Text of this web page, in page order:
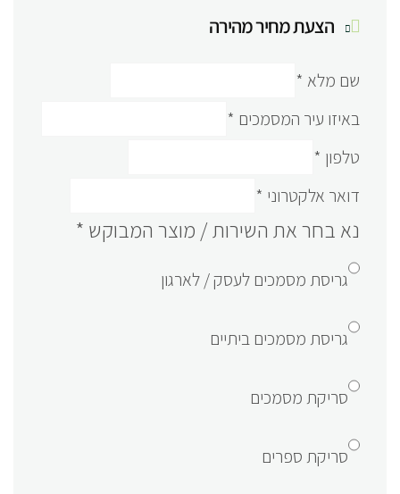
הצעת מחיר מהירה
שם מלא *
באיזו עיר המסמכים *
טלפון *
דואר אלקטרוני *
נא בחר את השירות / מוצר המבוקש *
גריסת מסמכים לעסק / לארגון
גריסת מסמכים ביתיים
סריקת מסמכים
סריקת ספרים